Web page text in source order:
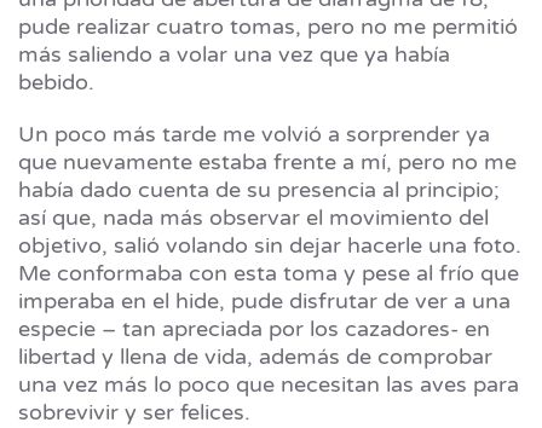
pude realizar cuatro tomas, pero no me permitió
más saliendo a volar una vez que ya había
bebido.
Un poco más tarde me volvió a sorprender ya
que nuevamente estaba frente a mí, pero no me
había dado cuenta de su presencia al principio;
así que, nada más observar el movimiento del
objetivo, salió volando sin dejar hacerle una foto.
Me conformaba con esta toma y pese al frío que
imperaba en el hide, pude disfrutar de ver a una
especie – tan apreciada por los cazadores- en
libertad y llena de vida, además de comprobar
una vez más lo poco que necesitan las aves para
sobrevivir y ser felices.